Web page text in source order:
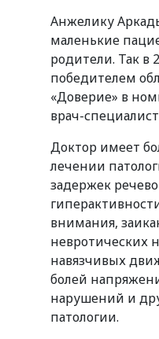
Анжелику
маленькие
родители. Так в
победителем
«Доверие» в
врач-
Доктор имеет
лечении
задержек
внимания,
невротических
навязчивых
болей
нарушений и
патологии.